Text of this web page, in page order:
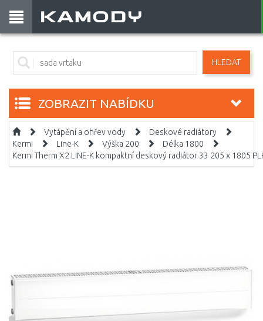
HLEDAT
ZOBRAZIT NABÍDKU
Vytápění a ohřev vody
Deskové radiátory
Kermi
Line-K Výška 200
Délka 1800
Kermi Therm X2 LINE-K kompaktní deskový radiátor 33 205 x 1805